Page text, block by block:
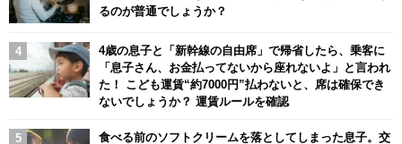
るのが普通でしょうか？
4歳の息子と「新幹線の自由席」で帰省したら、乗客に
「息子さん、お金払ってないから座れないよ」と言われ
た！ こども運賃“約7000円”払わないと、席は確保でき
ないでしょうか？ 運賃ルールを確認
食べる前のソフトクリームを落としてしまった息子。交